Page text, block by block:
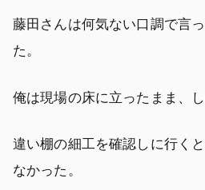
藤田さんは何気ない口調で言
た。
俺は現場の床に立ったまま、
違い棚の細工を確認しに行く
なかった。